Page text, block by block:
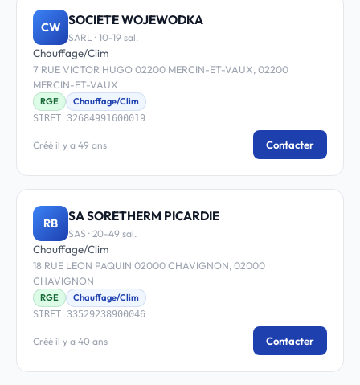
CW SOCIETE WOJEWODKA
SARL · 10-19 sal.
Chauffage/Clim
7 RUE VICTOR HUGO 02200 MERCIN-ET-VAUX, 02200
MERCIN-ET-VAUX
RGE
Chauffage/Clim
SIRET 32684991600019
Créé il y a 49 ans Contacter
RB SA SORETHERM PICARDIE
SAS · 20-49 sal.
Chauffage/Clim
18 RUE LEON PAQUIN 02000 CHAVIGNON, 02000
CHAVIGNON
RGE
Chauffage/Clim
SIRET 33529238900046
Créé il y a 40 ans Contacter